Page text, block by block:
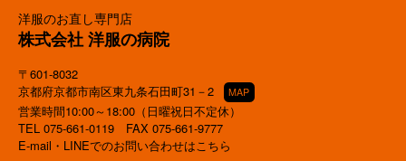
洋服のお直し専門店
株式会社 洋服の病院
〒601-8032
京都府京都市南区東九条石田町31－2
MAP
営業時間10:00～18:00（日曜祝日不定休）
TEL 075-661-0119 FAX 075-661-9777
E-mail・LINEでのお問い合わせはこちら